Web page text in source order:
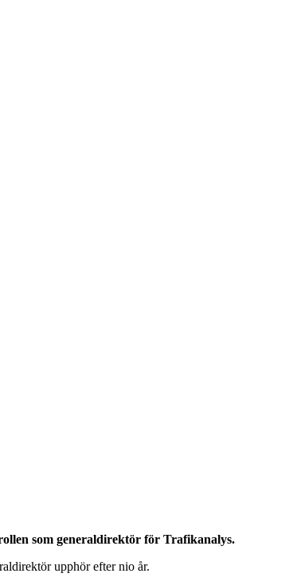
som generaldirektör för Trafikanalys.
upphör efter nio år.